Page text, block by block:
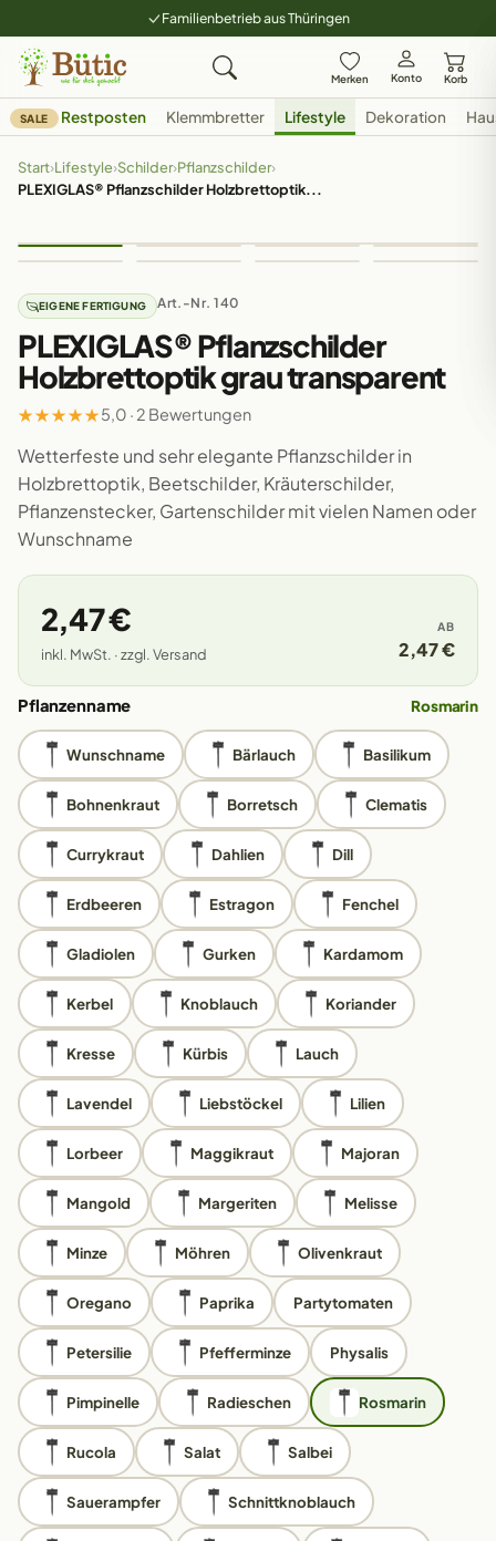
Familienbetrieb aus Thüringen
Merken Konto Korb
SALE Restposten Klemmbretter Lifestyle Dekoration
Start›Lifestyle›Schilder›Pflanzschilder›
PLEXIGLAS® Pflanzschilder Holzbrettoptik...
EIGENE FERTIGUNG Art.-Nr. 140
PLEXIGLAS® Pflanzschilder
Holzbrettoptik grau transparent
★★★★★5,0 · 2 Bewertungen
Wetterfeste und sehr elegante Pflanzschilder in
Holzbrettoptik, Beetschilder, Kräuterschilder,
Pflanzenstecker, Gartenschilder mit vielen Namen oder
Wunschname
2,47 €
inkl. MwSt. · zzgl. Versand
AB
2,47 €
Pflanzenname Rosmarin
Wunschname Bärlauch Basilikum
Bohnenkraut Borretsch Clematis
Currykraut Dahlien Dill
Erdbeeren Estragon Fenchel
Gladiolen Gurken Kardamom
Kerbel Knoblauch Koriander
Kresse Kürbis Lauch
Lavendel Liebstöckel Lilien
Lorbeer Maggikraut Majoran
Mangold Margeriten Melisse
Minze Möhren Olivenkraut
Oregano Paprika Partytomaten
Petersilie Pfefferminze Physalis
Pimpinelle Radieschen Rosmarin
Rucola Salat Salbei
Sauerampfer Schnittknoblauch